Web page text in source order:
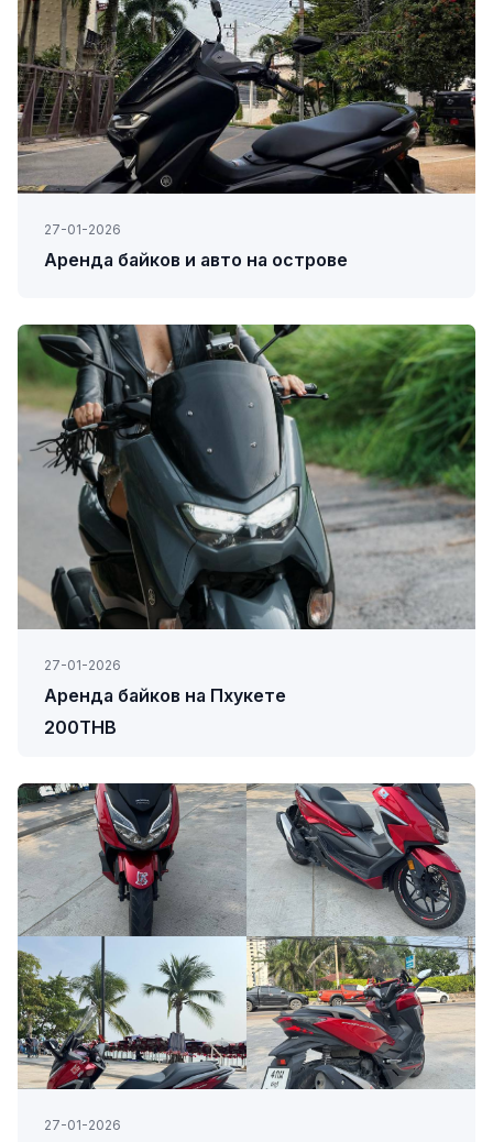
27-01-2026
Аренда байков и авто на острове
27-01-2026
Аренда байков на Пхукете
200THB
27-01-2026